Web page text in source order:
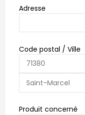
Adresse
Code postal / Ville
Produit concerné